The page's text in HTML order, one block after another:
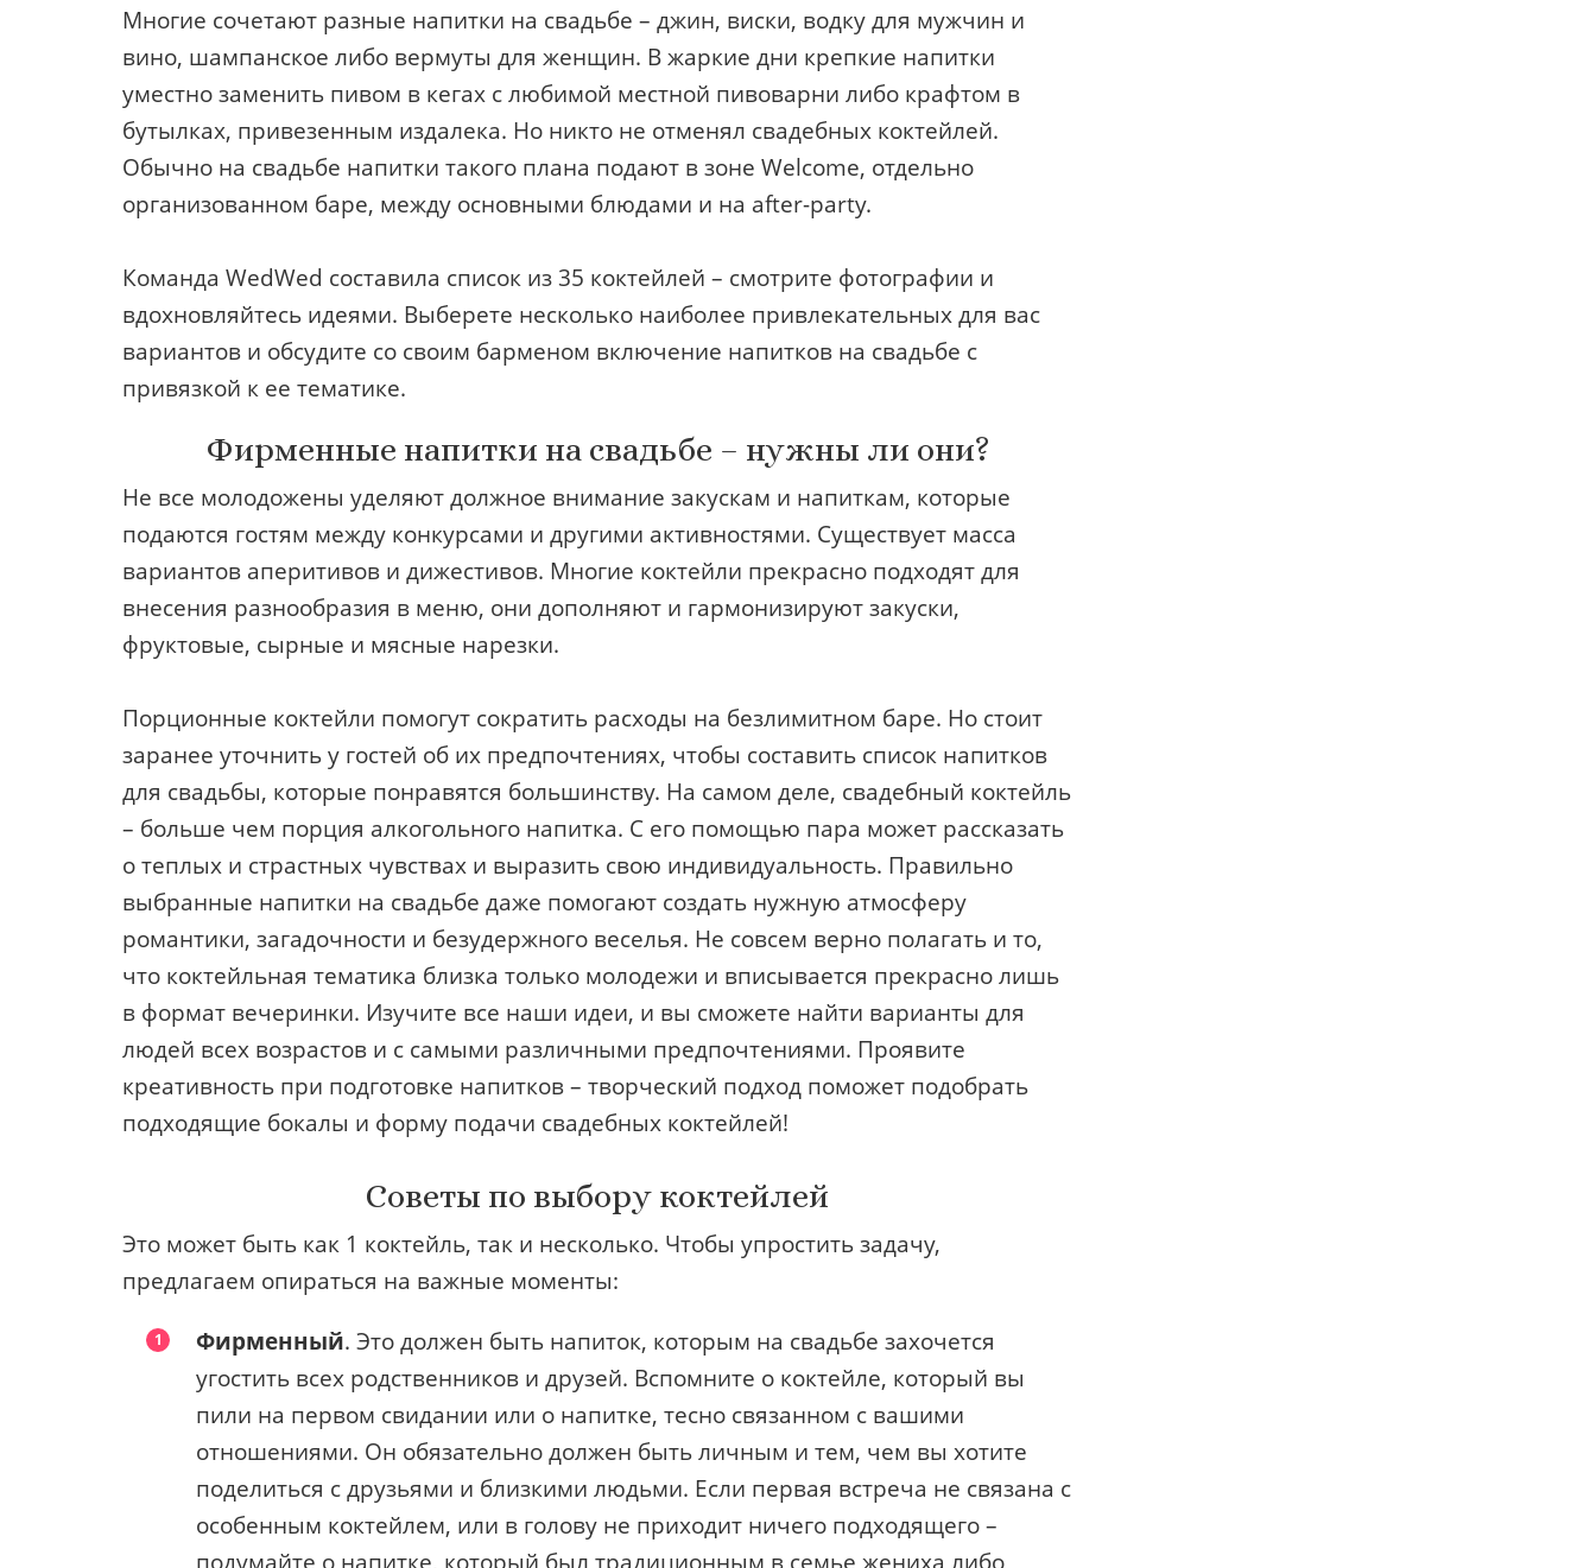
Многие сочетают разные напитки на свадьбе – джин, виски, водку для мужчин и
вино, шампанское либо вермуты для женщин. В жаркие дни крепкие напитки
уместно заменить пивом в кегах с любимой местной пивоварни либо крафтом в
бутылках, привезенным издалека. Но никто не отменял свадебных коктейлей.
Обычно на свадьбе напитки такого плана подают в зоне Welcome, отдельно
организованном баре, между основными блюдами и на аfter-раrtу.
Команда WedWed составила список из 35 коктейлей – смотрите фотографии и
вдохновляйтесь идеями. Выберете несколько наиболее привлекательных для вас
вариантов и обсудите со своим барменом включение напитков на свадьбе с
привязкой к ее тематике.
Фирменные напитки на свадьбе – нужны ли они?
Не все молодожены уделяют должное внимание закускам и напиткам, которые
подаются гостям между конкурсами и другими активностями. Существует масса
вариантов аперитивов и дижестивов. Многие коктейли прекрасно подходят для
внесения разнообразия в меню, они дополняют и гармонизируют закуски,
фруктовые, сырные и мясные нарезки.
Порционные коктейли помогут сократить расходы на безлимитном баре. Но стоит
заранее уточнить у гостей об их предпочтениях, чтобы составить список напитков
для свадьбы, которые понравятся большинству. На самом деле, свадебный коктейль
– больше чем порция алкогольного напитка. С его помощью пара может рассказать
о теплых и страстных чувствах и выразить свою индивидуальность. Правильно
выбранные напитки на свадьбе даже помогают создать нужную атмосферу
романтики, загадочности и безудержного веселья. Не совсем верно полагать и то,
что коктейльная тематика близка только молодежи и вписывается прекрасно лишь
в формат вечеринки. Изучите все наши идеи, и вы сможете найти варианты для
людей всех возрастов и с самыми различными предпочтениями. Проявите
креативность при подготовке напитков – творческий подход поможет подобрать
подходящие бокалы и форму подачи свадебных коктейлей!
Советы по выбору коктейлей
Это может быть как 1 коктейль, так и несколько. Чтобы упростить задачу,
предлагаем опираться на важные моменты:
Фирменный. Это должен быть напиток, которым на свадьбе захочется
угостить всех родственников и друзей. Вспомните о коктейле, который вы
пили на первом свидании или о напитке, тесно связанном с вашими
отношениями. Он обязательно должен быть личным и тем, чем вы хотите
поделиться с друзьями и близкими людьми. Если первая встреча не связана с
особенным коктейлем, или в голову не приходит ничего подходящего –